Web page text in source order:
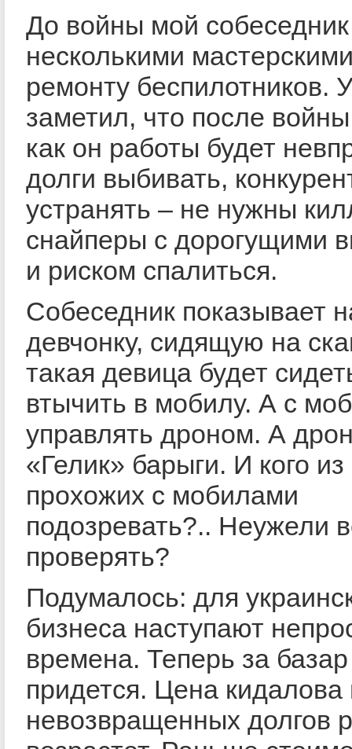
До войны мой
несколькими
ремонту беспилотников.
заметил, что после войны
как он работы будет
долги выбивать,
устранять – не нужны
снайперы с дорогущими
и риском спалиться.
Собеседник показывает
девчонку, сидящую на
такая девица будет
втычить в мобилу. А с
управлять дроном. А
«Гелик» барыги. И кого из
прохожих с мобилами
подозревать?.. Неужели
проверять?
Подумалось: для
бизнеса наступают
времена. Теперь за базар
придется. Цена кидалова
невозвращенных долгов